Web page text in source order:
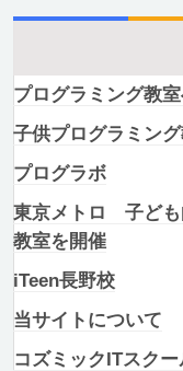
プログラミング教
子供プログラミン
プログラボ
東京メトロ 子ども
教室を開催
iTeen長野校
当サイトについて
コズミックITスクー